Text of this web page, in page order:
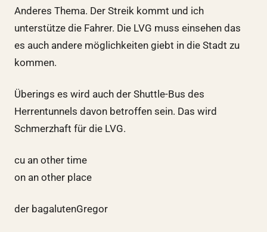
Anderes Thema. Der Streik kommt und ich
unterstütze die Fahrer. Die LVG muss einsehen das
es auch andere möglichkeiten giebt in die Stadt zu
kommen.
Überings es wird auch der Shuttle-Bus des
Herrentunnels davon betroffen sein. Das wird
Schmerzhaft für die LVG.
cu an other time
on an other place
der bagalutenGregor